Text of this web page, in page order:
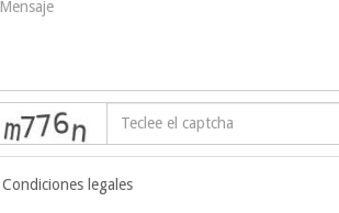
Condiciones legales